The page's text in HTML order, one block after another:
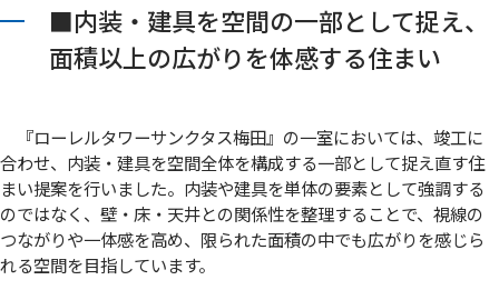
■内装・建具を空間の一部として捉え、
面積以上の広がりを体感する住まい
『ローレルタワーサンクタス梅田』の一室においては、竣工に
合わせ、内装・建具を空間全体を構成する一部として捉え直す住
まい提案を行いました。内装や建具を単体の要素として強調する
のではなく、壁・床・天井との関係性を整理することで、視線の
つながりや一体感を高め、限られた面積の中でも広がりを感じら
れる空間を目指しています。